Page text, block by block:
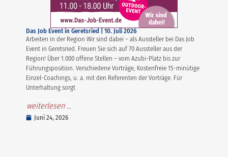
Das Job Event in Geretsried | 10. Juli 2026
Arbeiten in der Region Wir sind dabei – als Aussteller bei Das Job
Event in Geretsried. Freuen Sie sich auf 70 Aussteller aus der
Region! Über 1.000 offene Stellen – vom Azubi-Platz bis zur
Führungsposition. Verschiedene Vorträge, Kostenfreie 15-minütige
Einzel-Coachings, u. a. mit den Referenten der Vorträge. Für
Unterhaltung sorgt
weiterlesen ...
Juni 24, 2026